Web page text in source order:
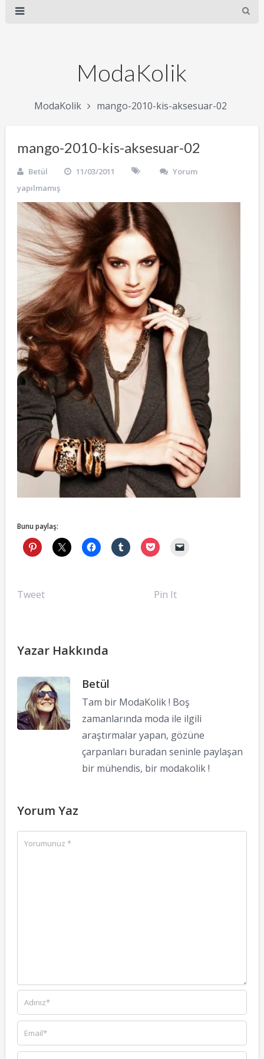
ModaKolik
ModaKolik mango-2010-kis-aksesuar-02
mango-2010-kis-aksesuar-02
Betül 11/03/2011
Yorum
yapılmamış
Bunu paylaş:
Tweet Pin It
Yazar Hakkında
Betül
Tam bir ModaKolik ! Boş
zamanlarında moda ile ilgili
araştırmalar yapan, gözüne
çarpanları buradan seninle paylaşan
bir mühendis, bir modakolik !
Yorum Yaz